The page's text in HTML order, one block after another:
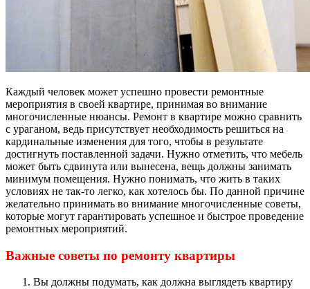
Каждый человек может успешно провести ремонтные
мероприятия в своей квартире, принимая во внимание
многочисленные нюансы. Ремонт в квартире можно сравнить
с ураганом, ведь присутствует необходимость решиться на
кардинальные изменения для того, чтобы в результате
достигнуть поставленной задачи. Нужно отметить, что мебель
может быть сдвинута или вынесена, вещь должны занимать
минимум помещения. Нужно понимать, что жить в таких
условиях не так-то легко, как хотелось бы. По данной причине
желательно принимать во внимание многочисленные советы,
которые могут гарантировать успешное и быстрое проведение
ремонтных мероприятий.
Важные советы по ремонту квартиры
Вы должны подумать, как должна выглядеть квартиру